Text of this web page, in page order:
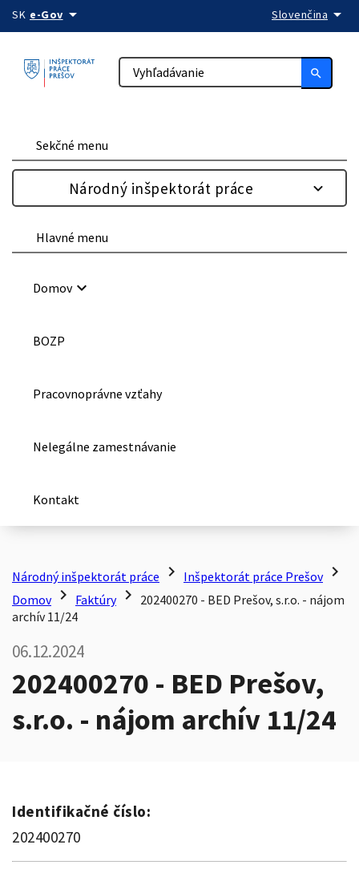
Preskočiť na obsah
SK e-Govarrow_drop_down Slovenčina arrow_drop_down
search
Sekčné menu
Národný inšpektorát práce
Hlavné menu
Domovkeyboard_arrow_down
BOZP
Pracovnoprávne vzťahy
Nelegálne zamestnávanie
Kontakt
Národný inšpektorát práce chevron_right Inšpektorát práce Prešov chevron_right
Domov chevron_right Faktúry chevron_right 202400270 - BED Prešov, s.r.o. - nájom
archív 11/24
06.12.2024
202400270 - BED Prešov,
s.r.o. - nájom archív 11/24
Identifikačné číslo:
202400270